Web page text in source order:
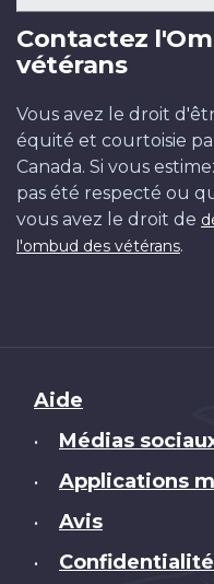
Contactez
vétérans
Vous avez le droit
équité et courtoisie
Canada. Si vous
pas été respecté ou
vous avez le droit de
l'ombud des vétérans.
Brand
Aide
• Médias
• Applications
• Avis
• Confidentialité